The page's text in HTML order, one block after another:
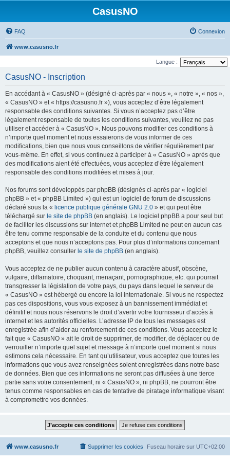
CasusNO
FAQ Connexion
www.casusno.fr
Langue :
CasusNO - Inscription
En accédant à « CasusNO » (désigné ci-après par « nous », « notre », « nos »,
« CasusNO » et « https://casusno.fr »), vous acceptez d’être légalement
responsable des conditions suivantes. Si vous n’acceptez pas d’être
légalement responsable de toutes les conditions suivantes, veuillez ne pas
utiliser et accéder à « CasusNO ». Nous pouvons modifier ces conditions à
n’importe quel moment et nous essaierons de vous informer de ces
modifications, bien que nous vous conseillons de vérifier régulièrement par
vous-même. En effet, si vous continuez à participer à « CasusNO » après que
des modifications aient été effectuées, vous acceptez d’être légalement
responsable des conditions modifiées et mises à jour.
Nos forums sont développés par phpBB (désignés ci-après par « logiciel
phpBB » et « phpBB Limited ») qui est un logiciel de forum de discussions
déclaré sous la « licence publique générale GNU 2.0 » et qui peut être
téléchargé sur le site de phpBB (en anglais). Le logiciel phpBB a pour seul but
de faciliter les discussions sur internet et phpBB Limited ne peut en aucun cas
être tenu comme responsable de la conduite et du contenu que nous
acceptons et que nous n’acceptons pas. Pour plus d’informations concernant
phpBB, veuillez consulter le site de phpBB (en anglais).
Vous acceptez de ne publier aucun contenu à caractère abusif, obscène,
vulgaire, diffamatoire, choquant, menaçant, pornographique, etc. qui pourrait
transgresser la législation de votre pays, du pays dans lequel le serveur de
« CasusNO » est hébergé ou encore la loi internationale. Si vous ne respectez
pas ces dispositions, vous vous exposez à un bannissement immédiat et
définitif et nous nous réservons le droit d’avertir votre fournisseur d’accès à
internet et les autorités officielles. L’adresse IP de tous les messages est
enregistrée afin d’aider au renforcement de ces conditions. Vous acceptez le
fait que « CasusNO » ait le droit de supprimer, de modifier, de déplacer ou de
verrouiller n’importe quel sujet et message à n’importe quel moment si nous
estimons cela nécessaire. En tant qu’utilisateur, vous acceptez que toutes les
informations que vous avez renseignées soient enregistrées dans notre base
de données. Bien que ces informations ne seront pas diffusées à une tierce
partie sans votre consentement, ni « CasusNO », ni phpBB, ne pourront être
tenus comme responsables en cas de tentative de piratage informatique visant
à compromettre vos données.
www.casusno.fr Fuseau horaire sur UTC+02:00
Supprimer les cookies